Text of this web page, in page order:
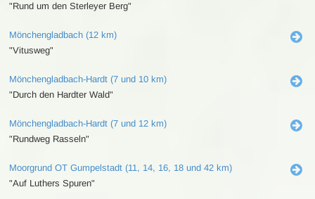
"Rund um den Sterleyer Berg"
Mönchengladbach (12 km)
"Vitusweg"
Mönchengladbach-Hardt (7 und 10 km)
"Durch den Hardter Wald"
Mönchengladbach-Hardt (7 und 12 km)
"Rundweg Rasseln"
Moorgrund OT Gumpelstadt (11, 14, 16, 18 und 42 km)
"Auf Luthers Spuren"